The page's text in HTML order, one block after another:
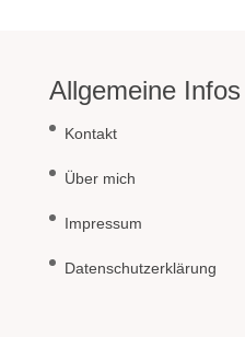
Allgemeine Infos
Kontakt
Über mich
Impressum
Datenschutzerklärung